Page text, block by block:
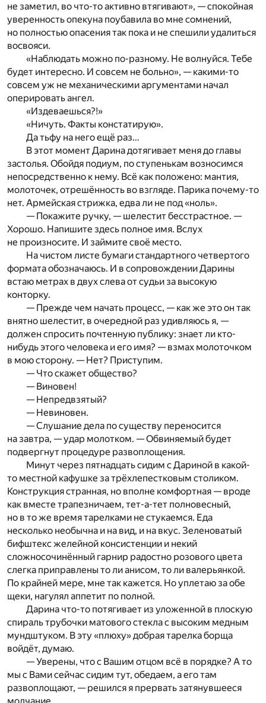
не заметил, во что-то активно втягивают», — спокойная
уверенность опекуна поубавила во мне сомнений,
но полностью опасения так пока и не спешили удалиться
восвояси.
«Наблюдать можно по-разному. Не волнуйся. Тебе
будет интересно. И совсем не больно», — какими-то
совсем уж не механическими аргументами начал
оперировать ангел.
«Издеваешься?!»
«Ничуть. Факты констатирую».
Да тьфу на него ещё раз…
В этот момент Дарина дотягивает меня до главы
застолья. Обойдя подиум, по ступенькам возносимся
непосредственно к нему. Всё как положено: мантия,
молоточек, отрешённость во взгляде. Парика почему-то
нет. Армейская стрижка, едва ли не под «ноль».
— Покажите ручку, — шелестит бесстрастное. —
Хорошо. Напишите здесь полное имя. Вслух
не произносите. И займите своё место.
На чистом листе бумаги стандартного четвертого
формата обозначаюсь. И в сопровождении Дарины
встаю метрах в двух слева от судьи за высокую
конторку.
— Прежде чем начать процесс, — как же это он так
внятно шелестит, в очередной раз удивляюсь я, —
должен спросить почтенную публику: знает ли кто-
нибудь этого человека и его имя? — взмах молоточком
в мою сторону. — Нет? Приступим.
— Что скажет общество?
— Виновен!
— Непредвзятый?
— Невиновен.
— Слушание дела по существу переносится
на завтра, — удар молотком. — Обвиняемый будет
подвергнут процедуре развоплощения.
Минут через пятнадцать сидим с Дариной в какой-
то местной кафушке за трёхлепестковым столиком.
Конструкция странная, но вполне комфортная — вроде
как вместе трапезничаем, тет-а-тет полновесный,
но в то же время тарелками не стукаемся. Еда
несколько необычна и на вид, и на вкус. Зеленоватый
бифштекс желейной консистенции и некий
сложносочинённый гарнир радостно розового цвета
слегка приправлены то ли анисом, то ли валерьянкой.
По крайней мере, мне так кажется. Но уплетаю за обе
щеки, нагулял аппетит по полной.
Дарина что-то потягивает из уложенной в плоскую
спираль трубочки матового стекла с высоким медным
мундштуком. В эту «плюху» добрая тарелка борща
войдёт, думаю.
— Уверены, что с Вашим отцом всё в порядке? А то
мы с Вами сейчас сидим тут, обедаем, а его там
развоплощают, — решился я прервать затянувшееся